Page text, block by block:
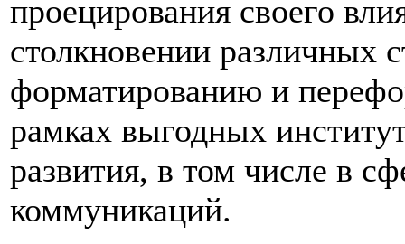
проецирования своего
столкновении различных
форматированию и
рамках выгодных
развития, в том числе в
коммуникаций.